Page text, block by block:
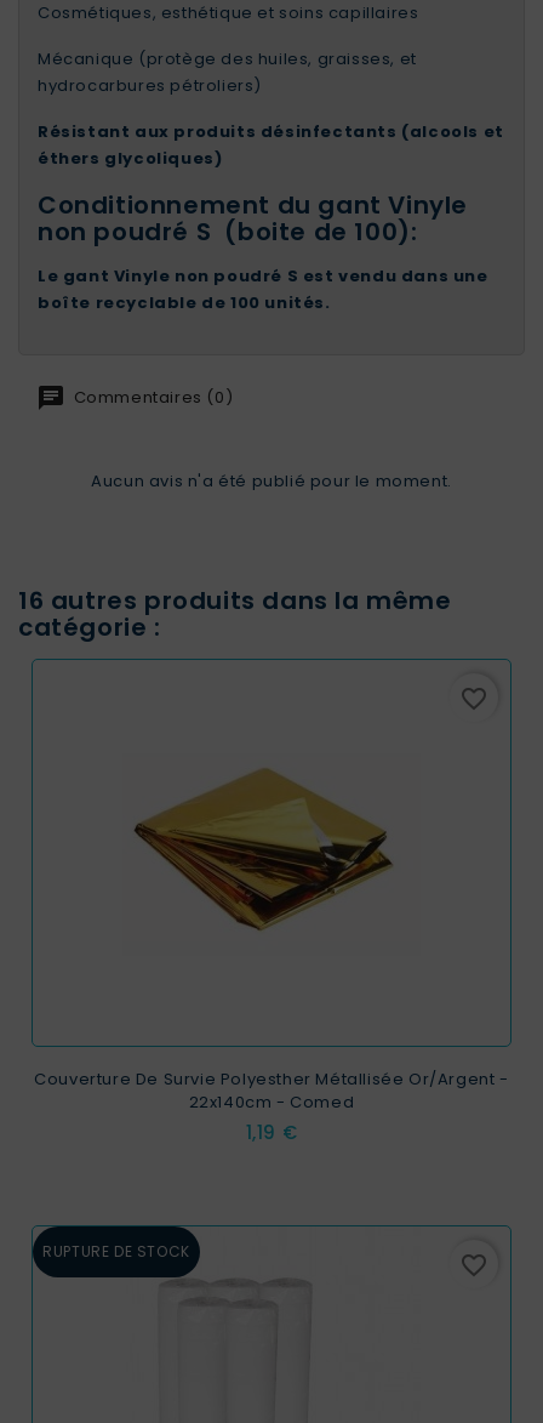
Cosmétiques, esthétique et soins capillaires
Mécanique (protège des huiles, graisses, et
hydrocarbures pétroliers)
Résistant aux produits désinfectants (alcools et
éthers glycoliques)
Conditionnement du gant Vinyle
non poudré S (boite de 100):
Le gant Vinyle non poudré S est vendu dans une
boîte recyclable de 100 unités.
Commentaires (0)
Aucun avis n'a été publié pour le moment.
16 autres produits dans la même
catégorie :
favorite_border
Couverture De Survie Polyesther Métallisée Or/argent -
22x140cm - Comed
Prix
1,19 €
RUPTURE DE STOCK favorite_border